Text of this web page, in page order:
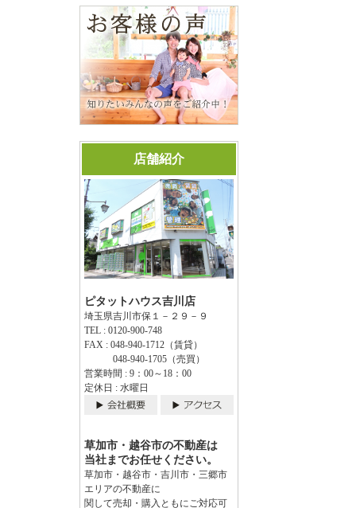
店舗紹介
ピタットハウス吉川店
埼玉県吉川市保１－２９－９
TEL : 0120-900-748
FAX : 048-940-1712（賃貸）
048-940-1705（売買）
営業時間 : 9：00～18：00
定休日 : 水曜日
草加市・越谷市の不動産は
当社までお任せください。
草加市・越谷市・吉川市・三郷市
エリアの不動産に
関して売却・購入ともにご対応可